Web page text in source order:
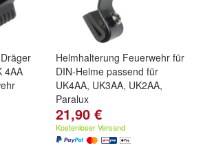
4AA
Helmhalterung Feuerwehr für
DIN-Helme passend für
UK4AA, UK3AA, UK2AA,
Paralux
21,90 €
Kostenloser Versand